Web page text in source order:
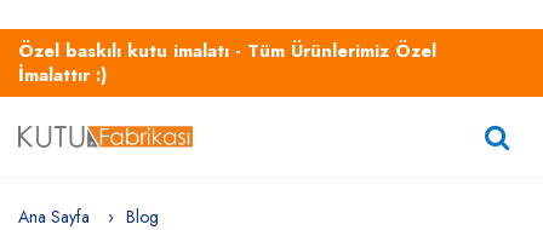
Özel baskılı kutu imalatı - Tüm Ürünlerimiz Özel
İmalattır :)
Ana Sayfa
Blog